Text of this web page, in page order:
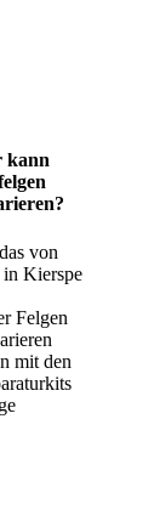
kann
von
in Kierspe
Felgen
mit den